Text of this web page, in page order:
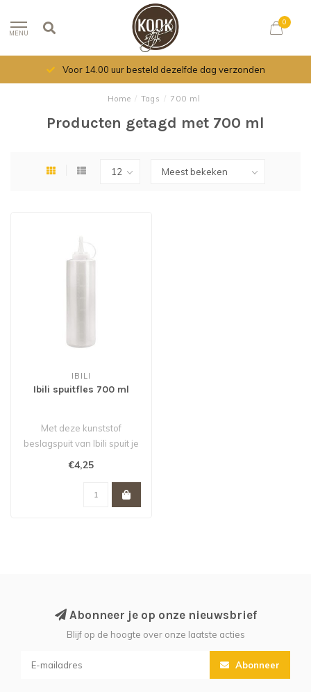
MENU
0
Voor 14.00 uur besteld dezelfde dag verzonden
Home / Tags / 700 ml
Producten getagd met 700 ml
IBILI
Ibili spuitfles 700 ml
Met deze kunststof
beslagspuit van Ibili spuit je
snel en zonder geknoei het
€4,25
Abonneer je op onze nieuwsbrief
Blijf op de hoogte over onze laatste acties
Abonneer